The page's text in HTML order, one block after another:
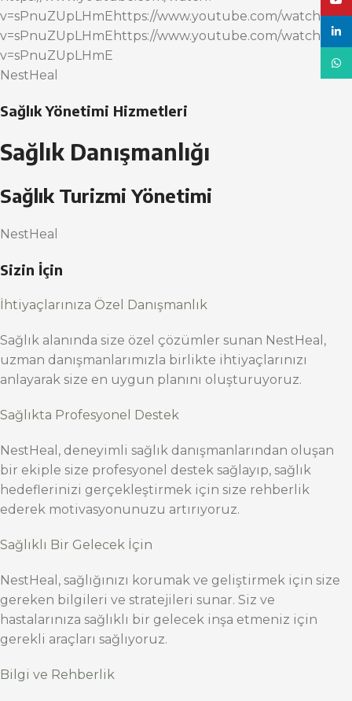
v=sPnuZUpLHmEhttps://www.youtube.com/watch?
v=sPnuZUpLHmEhttps://www.youtube.com/watch?
v=sPnuZUpLHmE
NestHeal
Sağlık Yönetimi Hizmetleri
Sağlık Danışmanlığı
Sağlık Turizmi Yönetimi
NestHeal
Sizin İçin
İhtiyaçlarınıza Özel Danışmanlık
Sağlık alanında size özel çözümler sunan NestHeal,
uzman danışmanlarımızla birlikte ihtiyaçlarınızı
anlayarak size en uygun planını oluşturuyoruz.
Sağlıkta Profesyonel Destek
NestHeal, deneyimli sağlık danışmanlarından oluşan
bir ekiple size profesyonel destek sağlayıp, sağlık
hedeflerinizi gerçekleştirmek için size rehberlik
ederek motivasyonunuzu artırıyoruz.
Sağlıklı Bir Gelecek İçin
NestHeal, sağlığınızı korumak ve geliştirmek için size
gereken bilgileri ve stratejileri sunar. Siz ve
hastalarınıza sağlıklı bir gelecek inşa etmeniz için
gerekli araçları sağlıyoruz.
Bilgi ve Rehberlik